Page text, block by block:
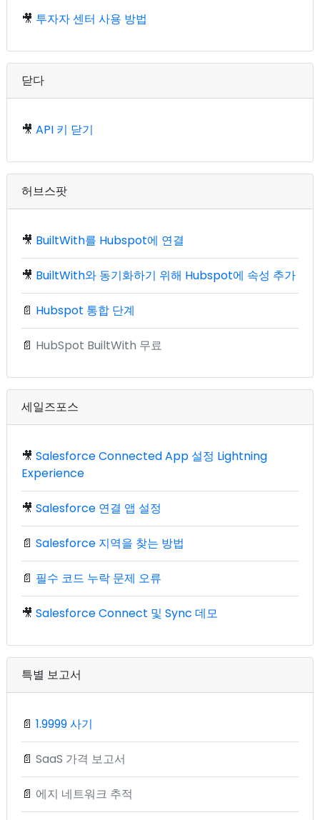
🎥 투자자 센터 사용 방법
닫다
🎥 API 키 닫기
허브스팟
🎥 BuiltWith를 Hubspot에 연결
🎥 BuiltWith와 동기화하기 위해 Hubspot에 속성 추가
📄 Hubspot 통합 단계
📄 HubSpot BuiltWith 무료
세일즈포스
🎥 Salesforce Connected App 설정 Lightning
Experience
🎥 Salesforce 연결 앱 설정
📄 Salesforce 지역을 찾는 방법
📄 필수 코드 누락 문제 오류
🎥 Salesforce Connect 및 Sync 데모
특별 보고서
📄 1.9999 사기
📄 SaaS 가격 보고서
📄 에지 네트워크 추적